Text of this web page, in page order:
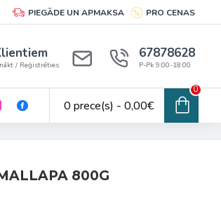
PIEGĀDE UN APMAKSA PRO CENAS
/ Reģistrēties
67878628
P-Pk 9:00-18:00
0 prece(s) - 0,00€
0
800G